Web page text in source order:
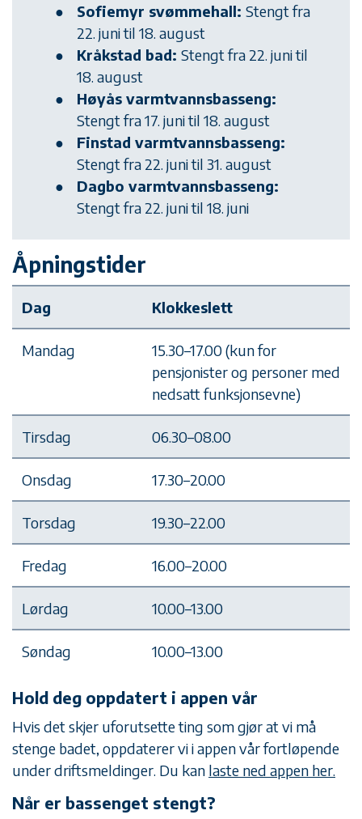
Sofiemyr svømmehall: Stengt fra
22. juni til 18. august
Kråkstad bad: Stengt fra 22. juni til
18. august
Høyås varmtvannsbasseng:
Stengt fra 17. juni til 18. august
Finstad varmtvannsbasseng:
Stengt fra 22. juni til 31. august
Dagbo varmtvannsbasseng:
Stengt fra 22. juni til 18. juni
Åpningstider
Dag Klokkeslett
Mandag
15.30–17.00 (kun for
pensjonister og personer med
nedsatt funksjonsevne)
Tirsdag 06.30–08.00
Onsdag 17.30–20.00
Torsdag 19.30–22.00
Fredag 16.00–20.00
Lørdag 10.00–13.00
Søndag 10.00–13.00
Hold deg oppdatert i appen vår
Hvis det skjer uforutsette ting som gjør at vi må
stenge badet, oppdaterer vi i appen vår fortløpende
under driftsmeldinger. Du kan laste ned appen her.
Når er bassenget stengt?